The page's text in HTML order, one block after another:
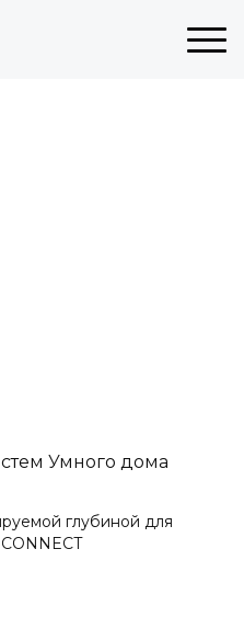
Умного дома
глубиной для